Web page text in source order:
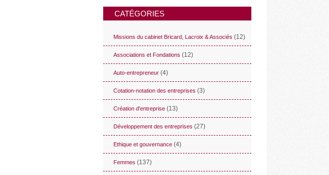
CATÉGORIES
Missions du cabinet Bricard, Lacroix & Associés (12)
Associations et Fondations (12)
Auto-entrepreneur (4)
Cotation-notation des entreprises (3)
Création d'entreprise (13)
Développement des entreprises (27)
Ethique et gouvernance (4)
Femmes (137)